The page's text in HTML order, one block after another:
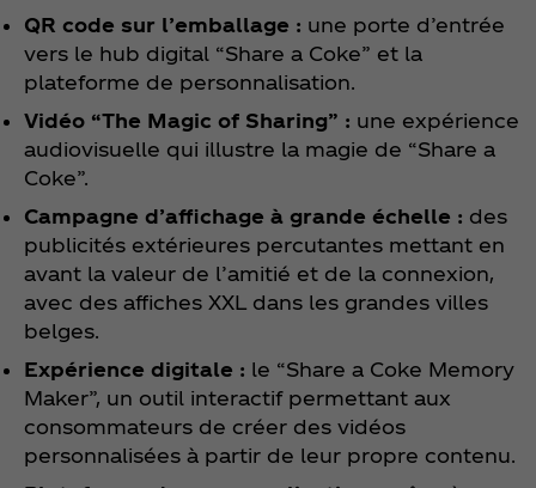
QR code sur l’emballage : une porte d’entrée
vers le hub digital “Share a Coke” et la
plateforme de personnalisation.
Vidéo “The Magic of Sharing” : une expérience
audiovisuelle qui illustre la magie de “Share a
Coke”.
Campagne d’affichage à grande échelle : des
publicités extérieures percutantes mettant en
avant la valeur de l’amitié et de la connexion,
avec des affiches XXL dans les grandes villes
belges.
Expérience digitale : le “Share a Coke Memory
Maker”, un outil interactif permettant aux
consommateurs de créer des vidéos
personnalisées à partir de leur propre contenu.